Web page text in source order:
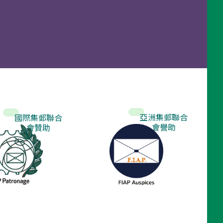
國際集郵聯合
會贊助
亞洲集郵聯合
會譽助